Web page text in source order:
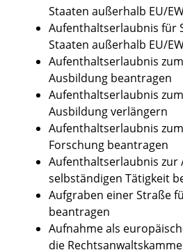
Staaten außerhalb EU/
Aufenthaltserlaubnis für
Staaten außerhalb EU/
Aufenthaltserlaubnis
Ausbildung beantragen
Aufenthaltserlaubnis
Ausbildung verlängern
Aufenthaltserlaubnis
Forschung beantragen
Aufenthaltserlaubnis zur
selbständigen Tätigkeit
Aufgraben einer Straße
beantragen
Aufnahme als
die